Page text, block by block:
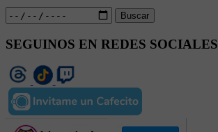
Buscar
SEGUINOS EN REDES SOCIALES